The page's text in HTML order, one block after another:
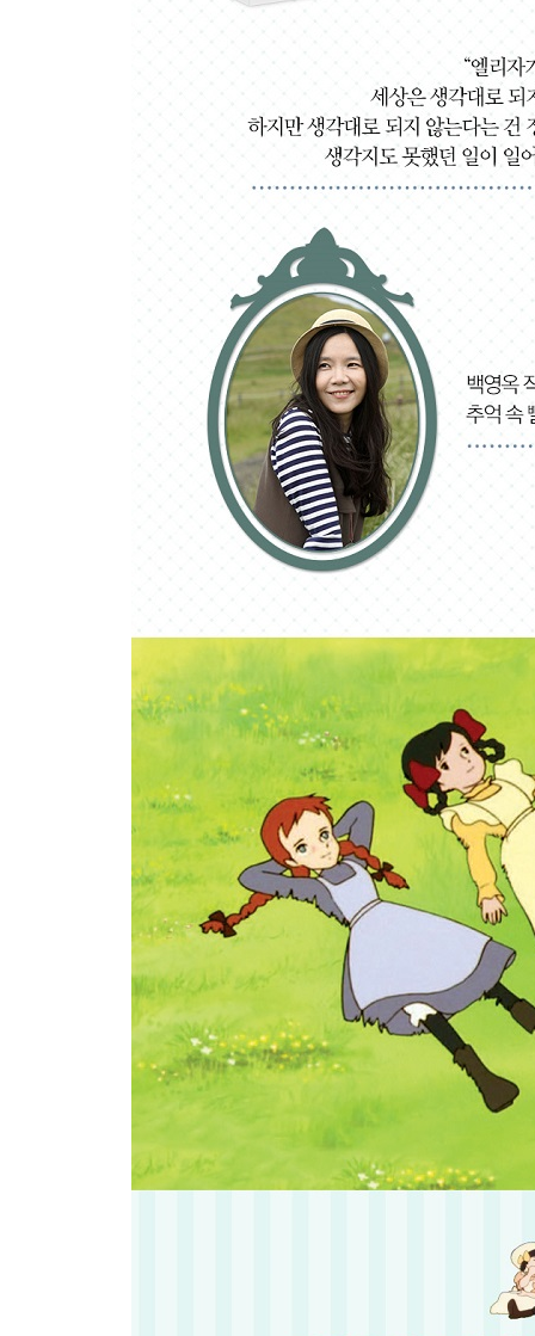
마지막의 마지막까지 변한다
잘 웃는 할머니로 늙는다는 것
어떻게 죽을 것인가
젊음을 삶의 맨 마지막에 놓을 수 있다면
한 번뿐인 인생이니까 더 깊게 빠져들자
아직 너무 늦지 않았을 우리에게